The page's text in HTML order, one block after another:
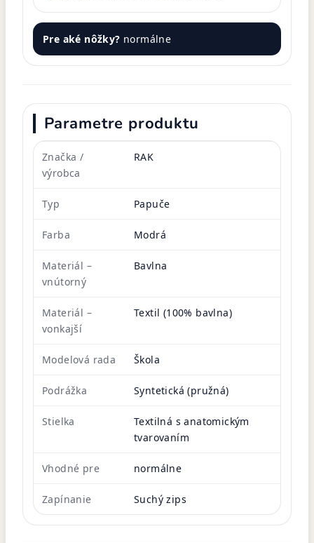
Pre aké nôžky? normálne
Parametre produktu
Značka /
výrobca
RAK
Typ Papuče
Farba Modrá
Materiál –
vnútorný
Bavlna
Materiál –
vonkajší
Textil (100% bavlna)
Modelová rada Škola
Podrážka Syntetická (pružná)
Stielka
Textilná s anatomickým
tvarovaním
Vhodné pre normálne
Zapínanie Suchý zips